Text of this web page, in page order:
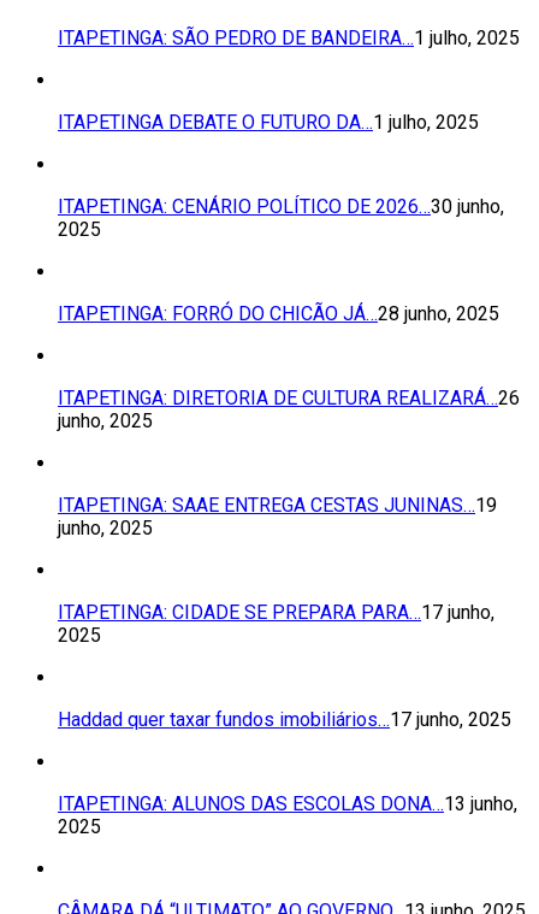
ITAPETINGA: SÃO PEDRO DE BANDEIRA…1 julho, 2025
ITAPETINGA DEBATE O FUTURO DA…1 julho, 2025
ITAPETINGA: CENÁRIO POLÍTICO DE 2026…30 junho,
2025
ITAPETINGA: FORRÓ DO CHICÃO JÁ…28 junho, 2025
ITAPETINGA: DIRETORIA DE CULTURA REALIZARÁ…26
junho, 2025
ITAPETINGA: SAAE ENTREGA CESTAS JUNINAS…19
junho, 2025
ITAPETINGA: CIDADE SE PREPARA PARA…17 junho,
2025
Haddad quer taxar fundos imobiliários…17 junho, 2025
ITAPETINGA: ALUNOS DAS ESCOLAS DONA…13 junho,
2025